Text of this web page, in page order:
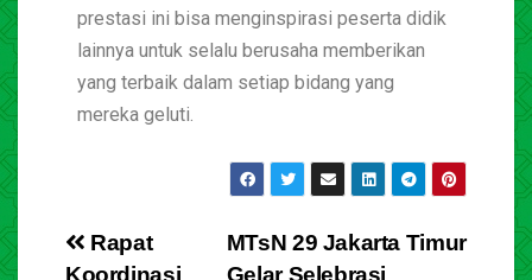
prestasi ini bisa menginspirasi peserta didik
lainnya untuk selalu berusaha memberikan
yang terbaik dalam setiap bidang yang
mereka geluti.
MTsN 29 Jakarta Timur
Gelar Selebrasi
Rapat
Koordinasi